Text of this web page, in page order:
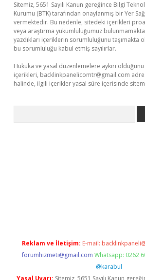
Sitemiz, 5651 Sayılı Kanun gereğince Bilgi
Kurumu (BTK) tarafından onaylanmış bir Yer
vermektedir. Bu nedenle, sitedeki içerikleri
veya araştırma yükümlülüğümüz
yazdıkları içeriklerin sorumluluğunu taşımakta
bu sorumluluğu kabul etmiş sayılırlar.
Hukuka ve yasal düzenlemelere aykırı
içerikleri, backlinkpanelicomtr@gmail.com
halinde, ilgili içerikler yasal süre içerisinde
Reklam ve İletişim: E-mail:
forumhizmeti@gmail.com Whatsapp: 0262
@karabul
Yasal Uyarı: Sitemiz, 5651 Sayılı Kanun